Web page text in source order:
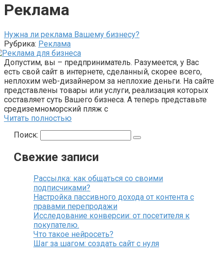
Реклама
Нужна ли реклама Вашему бизнесу?
Рубрика: Реклама
Допустим, вы – предприниматель. Разумеется, у Вас
есть свой сайт в интернете, сделанный, скорее всего,
неплохим web-дизайнером за неплохие деньги. На сайте
представлены товары или услуги, реализация которых
составляет суть Вашего бизнеса. А теперь представьте
средиземноморский пляж с
Читать полностью
Поиск:
Свежие записи
Рассылка: как общаться со своими
подписчиками?
Настройка пассивного дохода от контента с
правами перепродажи
Исследование конверсии: от посетителя к
покупателю.
Что такое нейросеть?
Шаг за шагом: создать сайт с нуля